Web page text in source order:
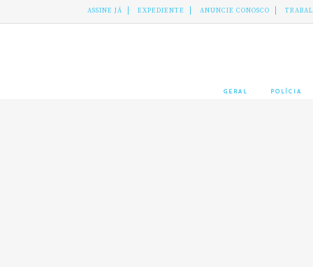
ASSINE JÁ EXPEDIENTE ANUNCIE CONOSCO
GERAL POLÍCIA